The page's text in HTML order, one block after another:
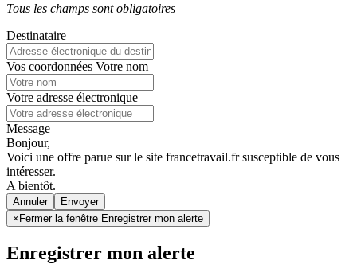
Tous les champs sont obligatoires
Destinataire
Vos coordonnées Votre nom
Votre adresse électronique
Message
Bonjour,
Voici une offre parue sur le site francetravail.fr susceptible de vous
intéresser.
A bientôt.
Annuler
× Fermer la fenêtre Enregistrer mon alerte
Enregistrer mon alerte